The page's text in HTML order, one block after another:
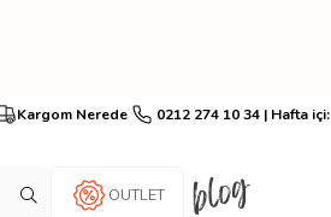
Hemen
Kargom Nerede 0212 274 10 34 | Hafta
OUTLET